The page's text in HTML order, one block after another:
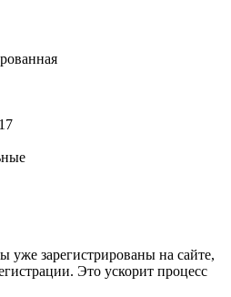
17
зарегистрированы на сайте,
Это ускорит процесс